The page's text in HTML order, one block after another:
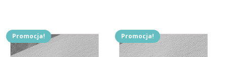
Promocja! Promocja!